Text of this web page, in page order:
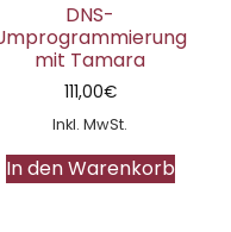
DNS-
mit Tamara
111,00€
Inkl. MwSt.
In den Warenkorb